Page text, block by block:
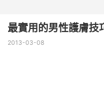
最實用的男性護膚技
2013-03-08